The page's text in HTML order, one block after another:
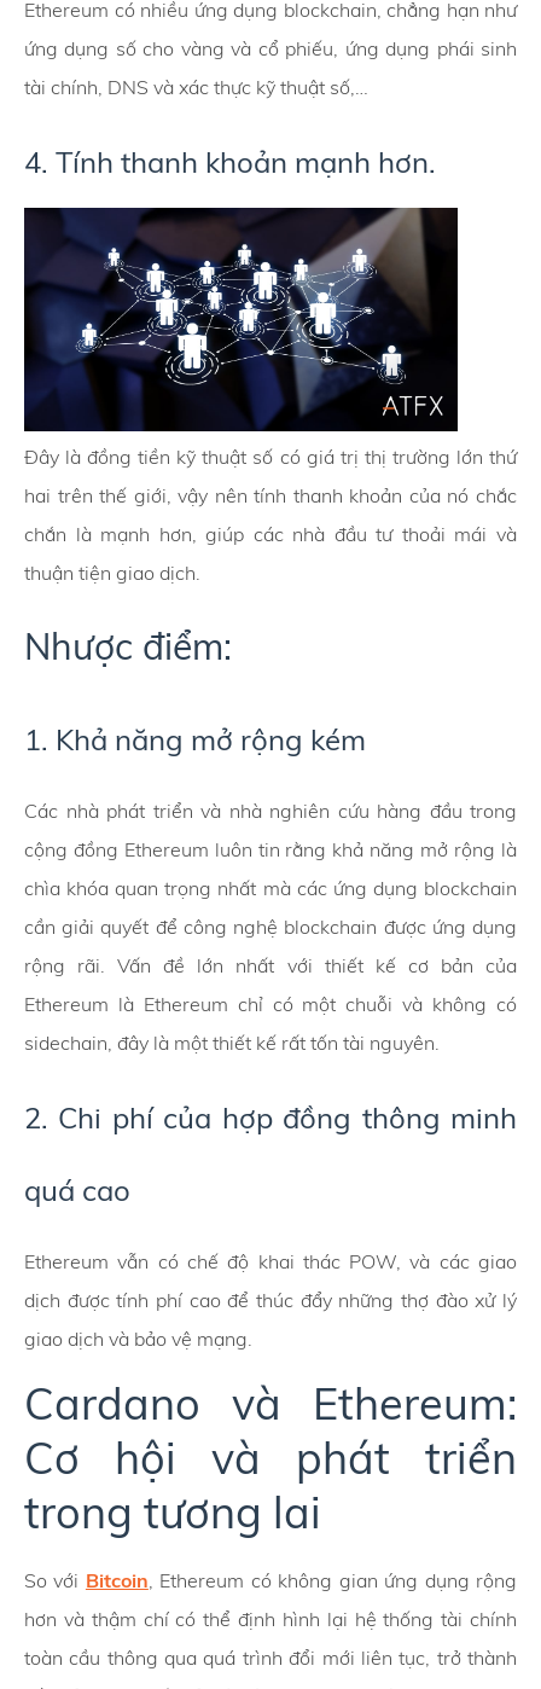
Ethereum có nhiều ứng dụng blockchain, chẳng hạn như
ứng dụng số cho vàng và cổ phiếu, ứng dụng phái sinh
tài chính, DNS và xác thực kỹ thuật số,…
4. Tính thanh khoản mạnh hơn.
Đây là đồng tiền kỹ thuật số có giá trị thị trường lớn thứ
hai trên thế giới, vậy nên tính thanh khoản của nó chắc
chắn là mạnh hơn, giúp các nhà đầu tư thoải mái và
thuận tiện giao dịch.
Nhược điểm:
1. Khả năng mở rộng kém
Các nhà phát triển và nhà nghiên cứu hàng đầu trong
cộng đồng Ethereum luôn tin rằng khả năng mở rộng là
chìa khóa quan trọng nhất mà các ứng dụng blockchain
cần giải quyết để công nghệ blockchain được ứng dụng
rộng rãi. Vấn đề lớn nhất với thiết kế cơ bản của
Ethereum là Ethereum chỉ có một chuỗi và không có
sidechain, đây là một thiết kế rất tốn tài nguyên.
2. Chi phí của hợp đồng thông minh
quá cao
Ethereum vẫn có chế độ khai thác POW, và các giao
dịch được tính phí cao để thúc đẩy những thợ đào xử lý
giao dịch và bảo vệ mạng.
Cardano và Ethereum:
Cơ hội và phát triển
trong tương lai
So với Bitcoin , Ethereum có không gian ứng dụng rộng
hơn và thậm chí có thể định hình lại hệ thống tài chính
toàn cầu thông qua quá trình đổi mới liên tục, trở thành